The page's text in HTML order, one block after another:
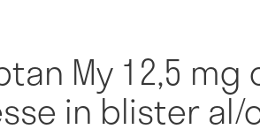
My 12,5
in blister al/